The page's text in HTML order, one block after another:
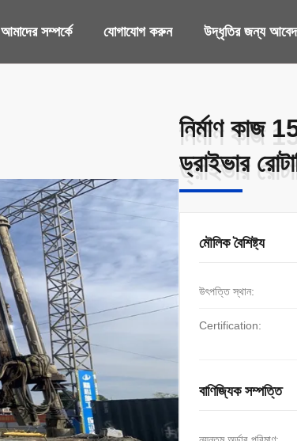
আমাদের সম্পর্কে যোগাযোগ করুন উদ্ধৃতির জন্য
নির্মাণ
ড্রাইভার
নির্মাণ
ড্রাইভার
মৌলিক বৈশিষ্ট্য
উৎপত্তি স্থান:
Certification:
বাণিজ্যিক সম্পত্তি